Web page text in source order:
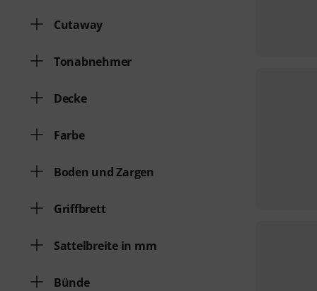
Cutaway
Tonabnehmer
Decke
Farbe
Boden und Zargen
Griffbrett
Sattelbreite in mm
Bünde